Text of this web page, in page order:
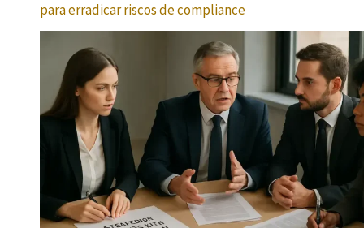
para erradicar riscos de compliance